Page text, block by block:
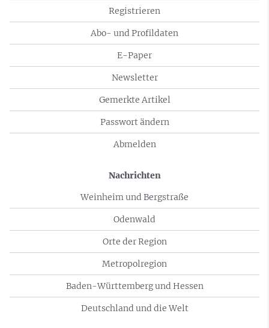
Registrieren
Abo- und Profildaten
E-Paper
Newsletter
Gemerkte Artikel
Passwort ändern
Abmelden
Nachrichten
Weinheim und Bergstraße
Odenwald
Orte der Region
Metropolregion
Baden-Württemberg und Hessen
Deutschland und die Welt